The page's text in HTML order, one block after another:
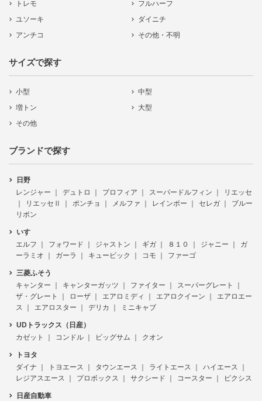
トレモ
フルハーフ
ユソーキ
ダイニチ
アンチコ
その他・不明
サイズで探す
小型
中型
増トン
大型
その他
ブランドで探す
日野
レンジャー
デュトロ プロフィア スーパードルフィン
リエッセ
リエッセⅡ
ポンチョ メルファ レインボー セレガ
ブルー
リボン
いすゞ
エルフ
フォワード ジャストン ギガ ８１０ ジャニー
ガ
ーラミオ
ガーラ キュービック コモ ファーゴ
三菱ふそう
キャンター
キャンターガッツ ファイター
スーパーグレート
ザ・グレート
ローザ エアロミディ エアロクイーン
エアロエー
ス
エアロスター デリカ ミニキャブ
UDトラックス（日産）
カゼット
コンドル ビッグサム クオン
トヨタ
ダイナ
トヨエース タウンエース ライトエース
ハイエース
レジアスエース
プロボックス サクシード コースター ピクシス
日産自動車